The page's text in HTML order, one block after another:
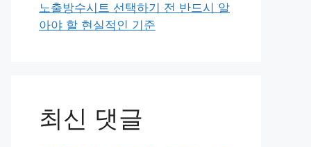
노출방수시트 선택하기 전 반드시 알
아야 할 현실적인 기준
최신 댓글